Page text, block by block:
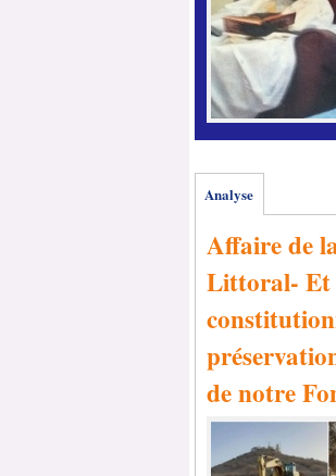
Analyse
Affaire de
Littoral- Et
de notre